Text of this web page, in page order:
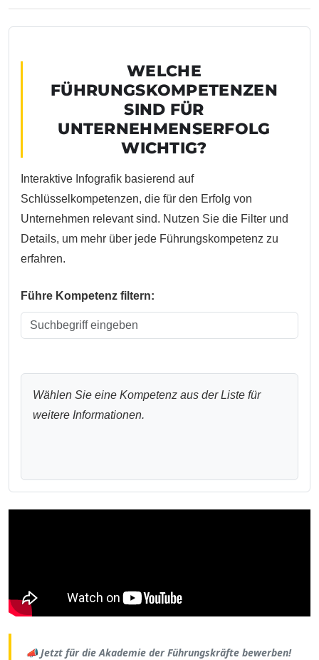
WELCHE
FÜHRUNGSKOMPETENZEN
SIND FÜR
UNTERNEHMENSERFOLG
WICHTIG?
Interaktive Infografik basierend auf
Schlüsselkompetenzen, die für den Erfolg von
Unternehmen relevant sind. Nutzen Sie die Filter und
Details, um mehr über jede Führungskompetenz zu
erfahren.
Führe Kompetenz filtern:
Wählen Sie eine Kompetenz aus der Liste für
weitere Informationen.
📣 Jetzt für die Akademie der Führungskräfte bewerben!